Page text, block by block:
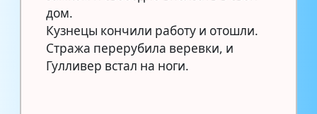
дом.
Кузнецы кончили работу и отошли.
Стража перерубила веревки, и
Гулливер встал на ноги.